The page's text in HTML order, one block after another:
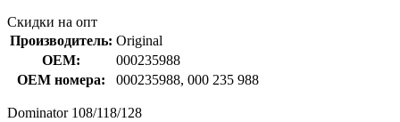
Скидки на опт
Производитель: Original
OEM:
000235988
OEM номера:
000235988, 000 235 988
Dominator 108/118/128